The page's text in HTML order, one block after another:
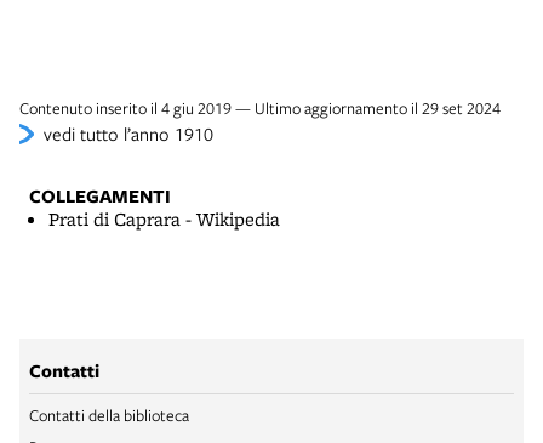
Contenuto inserito il 4 giu 2019 — Ultimo aggiornamento il 29 set 2024
vedi tutto l’anno 1910
COLLEGAMENTI
Prati di Caprara - Wikipedia
Contatti
Contatti della biblioteca